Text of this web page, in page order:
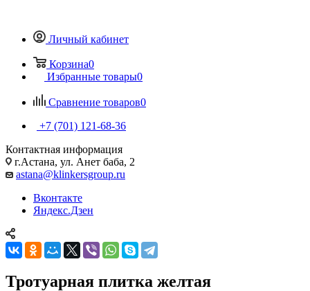
Личный кабинет
Корзина0
Избранные товары0
Сравнение товаров0
+7 (701) 121-68-36
Контактная информация
г.Астана, ул. Анет баба, 2
astana@klinkersgroup.ru
Вконтакте
Яндекс.Дзен
Тротуарная плитка желтая